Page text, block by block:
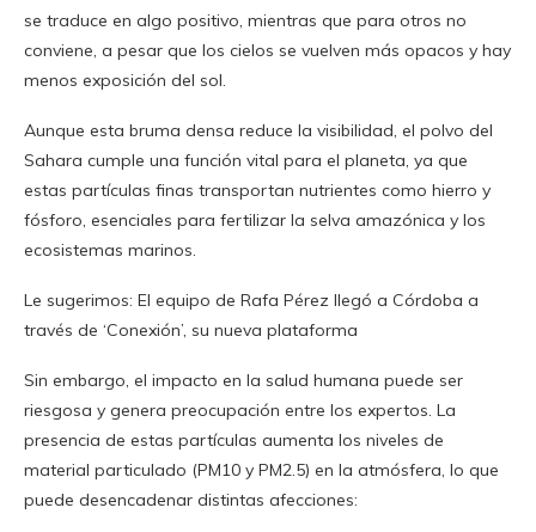
se traduce en algo positivo, mientras que para otros no
conviene, a pesar que los cielos se vuelven más opacos y hay
menos exposición del sol.
Aunque esta bruma densa reduce la visibilidad, el polvo del
Sahara cumple una función vital para el planeta, ya que
estas partículas finas transportan nutrientes como hierro y
fósforo, esenciales para fertilizar la selva amazónica y los
ecosistemas marinos.
Le sugerimos: El equipo de Rafa Pérez llegó a Córdoba a
través de ‘Conexión’, su nueva plataforma
Sin embargo, el impacto en la salud humana puede ser
riesgosa y genera preocupación entre los expertos. La
presencia de estas partículas aumenta los niveles de
material particulado (PM10 y PM2.5) en la atmósfera, lo que
puede desencadenar distintas afecciones: